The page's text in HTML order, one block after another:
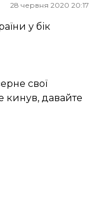
28 червня 2020 20:17
у бік
свої
кинув, давайте